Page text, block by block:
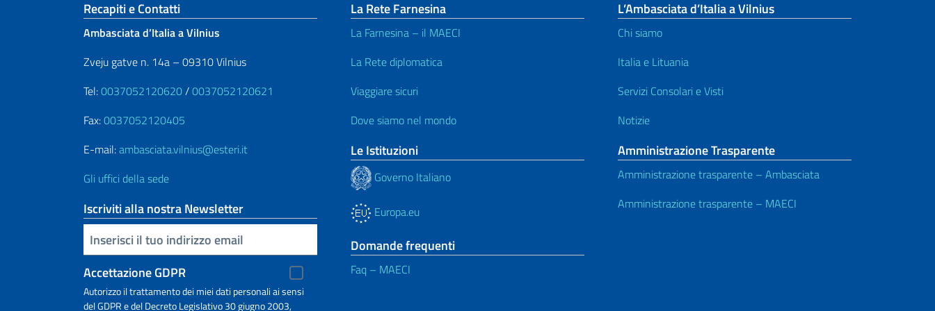
Sezione footer
Recapiti e Contatti
Ambasciata d’Italia a Vilnius
Zveju gatve n. 14a – 09310 Vilnius
Tel:0037052120620/0037052120621
Fax:0037052120405
E-mail:ambasciata.vilnius@esteri.it
Gli uffici della sede
Iscriviti alla nostra Newsletter
Inserisci la tua email
Accettazione GDPR
Autorizzo il trattamento dei miei dati personali ai sensi
del GDPR e del Decreto Legislativo 30 giugno 2003,
La Rete Farnesina
La Farnesina – il MAECI
La Rete diplomatica
Viaggiare sicuri
Dove siamo nel mondo
Le Istituzioni
Governo Italiano
Europa.eu
Domande frequenti
Faq – MAECI
L’Ambasciata d’Italia a Vilnius
Chi siamo
Italia e Lituania
Servizi Consolari e Visti
Notizie
Amministrazione Trasparente
Amministrazione trasparente – Ambasciata
Amministrazione trasparente – MAECI